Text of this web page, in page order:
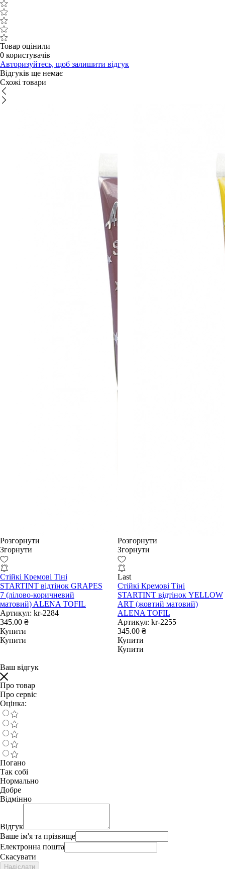
Товар оцінили
0 користувачів
Авторизуйтесь, щоб залишити відгук
Відгуків ще немає
Схожі товари
Розгорнути
Згорнути
Стійкі Кремові Тіні
STARTINT відтінок GRAPES
7 (лілово-коричневий
матовий) ALENA TOFIL
Артикул: kr-2284
345.00 ₴
Купити
Купити
Розгорнути
Згорнути
Last
Стійкі Кремові Тіні
STARTINT відтінок YELLOW
ART (жовтий матовий)
ALENA TOFIL
Артикул: kr-2255
345.00 ₴
Купити
Купити
Ваш відгук
Про товар
Про сервіс
Оцінка:
Погано
Так собі
Нормально
Добре
Відмінно
Відгук
Ваше ім'я та прізвище
Електронна пошта
Скасувати
Надіслати